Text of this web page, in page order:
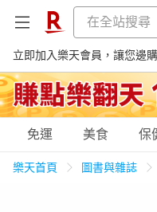
立即加入樂天會員，讓您邊
購物網分類
免運 美食 保
樂天首頁 圖書與雜誌